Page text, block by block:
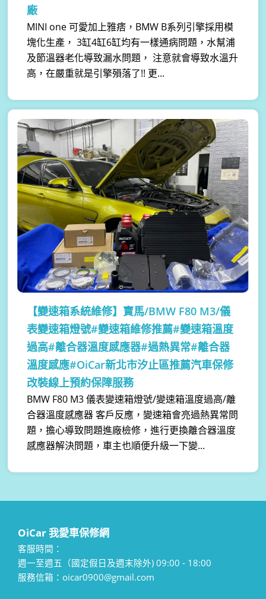
廠
MINI one 可愛加上雅痞，BMW B系列引擎採用模
塊化生產， 3缸4缸6缸均有一樣通病問題，水幫浦
及節溫器老化導致漏水問題， 注意就會導致水溫升
高，在嚴重就是引擎殞落了!! 更...
【變速箱系統維修】 寶馬/BMW F80 M3/儀
表變速箱燈號#變速箱維修推薦#變速箱溫度
過高#離合器溫度感應器#過熱異常#離合器
溫度感應#OiCar新北市汐止區推薦汽車保修
改裝線上預約保障服務
BMW F80 M3 儀表變速箱燈號/變速箱溫度過高/離
合器溫度感應器 客戶反應，變速箱會亮過熱異常問
題，擔心導致問題進廠檢修，進行更換離合器溫度
感應器解決問題，車主也順便升級一下變...
OiCar 我愛車保修網
客服時間：
週一至週五（國定假日及週末除外) 09:00 - 18:00
服務信箱：oicar0900@gmail.com